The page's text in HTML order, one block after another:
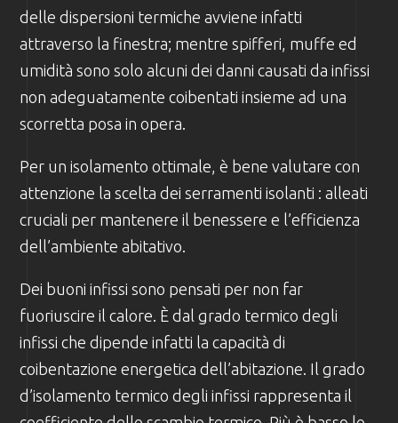
delle dispersioni termiche avviene infatti
attraverso la finestra; mentre spifferi, muffe ed
umidità sono solo alcuni dei danni causati da infissi
non adeguatamente coibentati insieme ad una
scorretta posa in opera.
Per un isolamento ottimale, è bene valutare con
attenzione la scelta dei serramenti isolanti : alleati
cruciali per mantenere il benessere e l’efficienza
dell’ambiente abitativo.
Dei buoni infissi sono pensati per non far
fuoriuscire il calore. È dal grado termico degli
infissi che dipende infatti la capacità di
coibentazione energetica dell’abitazione. Il grado
d’isolamento termico degli infissi rappresenta il